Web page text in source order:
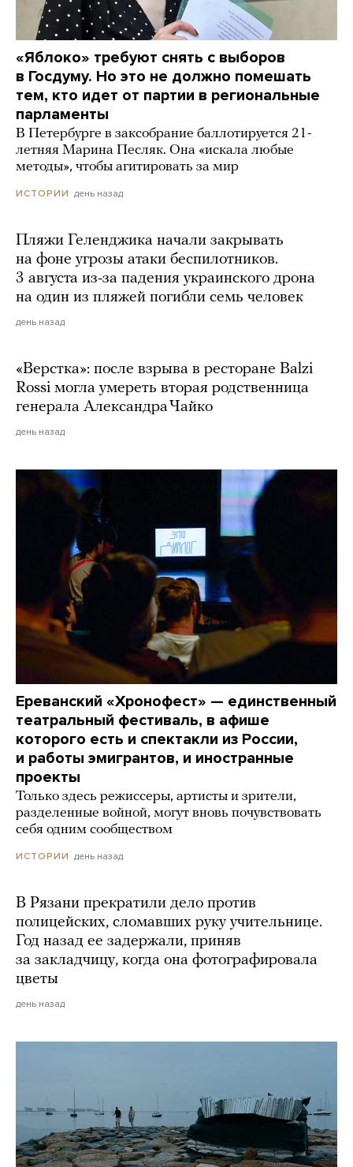
«Яблоко» требуют снять с выборов
в Госдуму. Но это не должно помешать
тем, кто идет от партии в региональные
парламенты
В Петербурге в заксобрание баллотируется 21-
летняя Марина Песляк. Она «искала любые
методы», чтобы агитировать за мир
ИСТОРИИ день назад
Пляжи Геленджика начали закрывать
на фоне угрозы атаки беспилотников.
3 августа из-за падения украинского дрона
на один из пляжей погибли семь человек
день назад
«Верстка»: после взрыва в ресторане Balzi
Rossi могла умереть вторая родственница
генерала Александра Чайко
день назад
Ереванский «Хронофест» — единственный
театральный фестиваль, в афише
которого есть и спектакли из России,
и работы эмигрантов, и иностранные
проекты
Только здесь режиссеры, артисты и зрители,
разделенные войной, могут вновь почувствовать
себя одним сообществом
ИСТОРИИ день назад
В Рязани прекратили дело против
полицейских, сломавших руку учительнице.
Год назад ее задержали, приняв
за закладчицу, когда она фотографировала
цветы
день назад